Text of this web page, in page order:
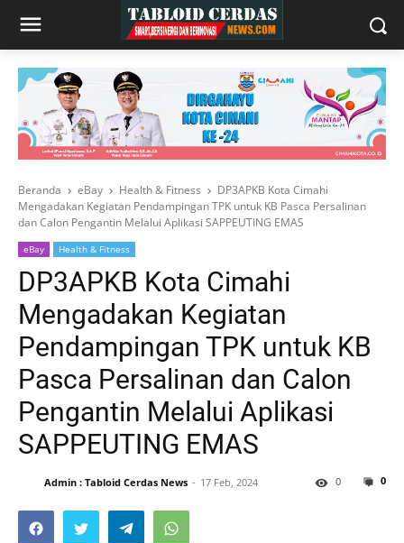
Beranda eBay Health & Fitness
DP3APKB Kota Cimahi
Mengadakan Kegiatan Pendampingan TPK untuk KB Pasca Persalinan
dan Calon Pengantin Melalui Aplikasi SAPPEUTING EMAS
eBay Health & Fitness
DP3APKB Kota Cimahi
Mengadakan Kegiatan
Pendampingan TPK untuk KB
Pasca Persalinan dan Calon
Pengantin Melalui Aplikasi
SAPPEUTING EMAS
Admin : Tabloid Cerdas News 17 Feb, 2024 0
0